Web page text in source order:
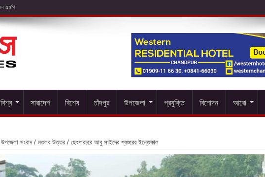
বিশ্ব সারাদেশ বিশেষ চাঁদপুর উপজেলা প্রযুক্তি বিনোদন আরো
উপজেলা সংবাদ / মতলব উত্তর / ছেংগারচরে আবু সাইদের শ্বশুরের ইন্তেকাল